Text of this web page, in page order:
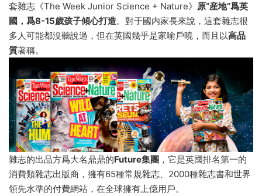
套雜志《The Week Junior Science + Nature》 原“産地”爲英
國，爲8-15歲孩子傾心打造。對于國内家長來說，這套雜志很
多人可能都沒聽說過，但在英國幾乎是家喻戶曉，而且以高品
質著稱。
雜志的出品方爲大名鼎鼎的Future集團 ，它是英國排名第一的
消費類雜志出版商，擁有65種常規雜志、2000種雜志書和世界
領先水準的付費網站，在全球擁有上億用戶。